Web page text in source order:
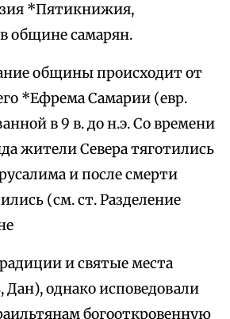
*Пятикнижия,
общине самарян.
общины происходит от
*Ефрема Самарии (евр.
в 9 в. до н.э. Со времени
жители Севера тяготились
и после смерти
(см. ст. Разделение
и святые места
однако исповедовали
богооткровенную